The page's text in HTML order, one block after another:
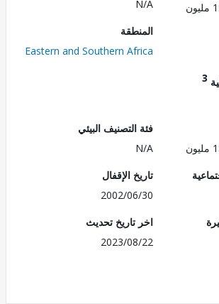
Eastern and Southern Africa
فئة التصنيف البيئي
N/A
تاريخ الإقفال
2002/06/30
اخر تاريخ تحديث
2023/08/22